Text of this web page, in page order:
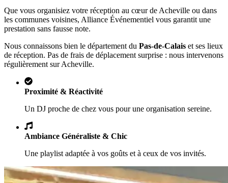
Que vous organisiez votre réception au cœur de Acheville ou dans
les communes voisines, Alliance Événementiel vous garantit une
prestation sans fausse note.
Nous connaissons bien le département du Pas-de-Calais et ses lieux
de réception. Pas de frais de déplacement surprise : nous intervenons
régulièrement surAcheville.
Proximité & Réactivité
Un DJ proche de chez vous pour une organisation sereine.
Ambiance Généraliste & Chic
Une playlist adaptée à vos goûts et à ceux de vos invités.